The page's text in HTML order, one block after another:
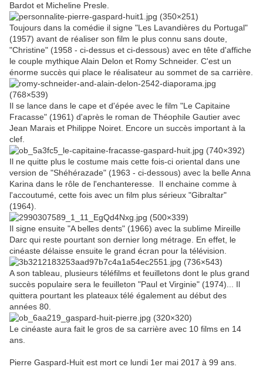
Bardot et Micheline Presle.
Toujours dans la comédie il signe "Les Lavandières du Portugal"
(1957) avant de réaliser son film le plus connu sans doute,
"Christine" (1958 - ci-dessus et ci-dessous) avec en tête d'affiche
le couple mythique Alain Delon et Romy Schneider. C'est un
énorme succès qui place le réalisateur au sommet de sa carrière.
Il se lance dans le cape et d'épée avec le film "Le Capitaine
Fracasse" (1961) d'après le roman de Théophile Gautier avec
Jean Marais et Philippe Noiret. Encore un succès important à la
clef.
Il ne quitte plus le costume mais cette fois-ci oriental dans une
version de "Shéhérazade" (1963 - ci-dessous) avec la belle Anna
Karina dans le rôle de l'enchanteresse. Il enchaine comme à
l'accoutumé, cette fois avec un film plus sérieux "Gibraltar"
(1964).
Il signe ensuite "A belles dents" (1966) avec la sublime Mireille
Darc qui reste pourtant son dernier long métrage. En effet, le
cinéaste délaisse ensuite le grand écran pour la télévision.
A son tableau, plusieurs téléfilms et feuilletons dont le plus grand
succès populaire sera le feuilleton "Paul et Virginie" (1974)... Il
quittera pourtant les plateaux télé également au début des
années 80.
Le cinéaste aura fait le gros de sa carrière avec 10 films en 14
ans.
Pierre Gaspard-Huit est mort ce lundi 1er mai 2017 à 99 ans.